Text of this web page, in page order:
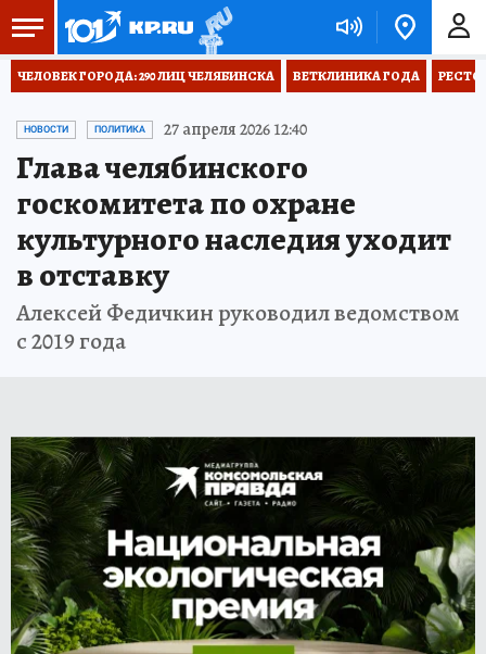
ЧЕЛОВЕК ГОРОДА: 290 ЛИЦ ЧЕЛЯБИНСКА ВЕТКЛИНИКА ГОДА
НОВОСТИ ПОЛИТИКА 27 апреля 2026 12:40
Глава челябинского
госкомитета по охране
культурного наследия уходит
в отставку
Алексей Федичкин руководил ведомством
с 2019 года